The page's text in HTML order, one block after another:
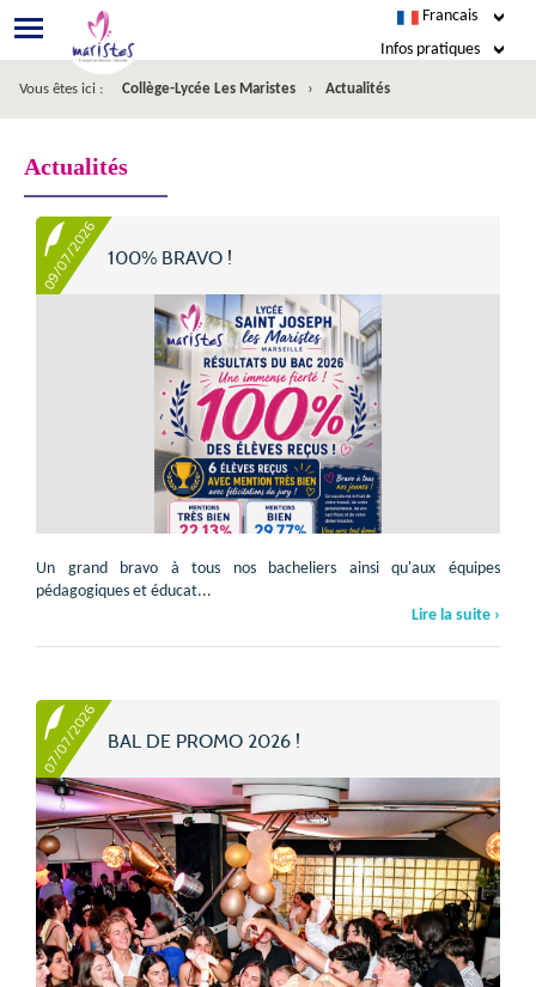
Francais
Infos pratiques
EcoleDirecte
Nous écrire
Facebook
Inscription
Vous êtes ici : Collège-Lycée Les Maristes › Actualités
Actualités
09/07/2026 100% BRAVO !
Un grand bravo à tous nos bacheliers ainsi qu'aux équipes
pédagogiques et éducat...
Lire la suite ›
07/07/2026 BAL DE PROMO 2026 !